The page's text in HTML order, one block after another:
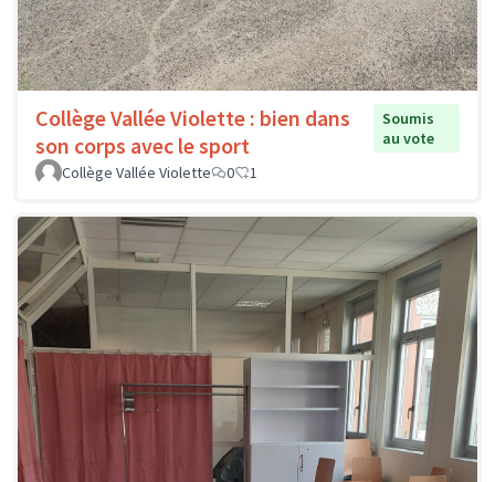
Collège Vallée Violette : bien dans
son corps avec le sport
Soumis
au vote
Collège Vallée Violette
0 1